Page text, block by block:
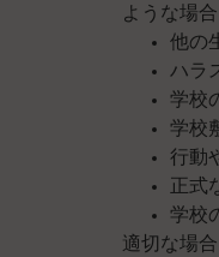
ような場
他の
ハラ
学校
学校
行動
正式
学校
適切な場